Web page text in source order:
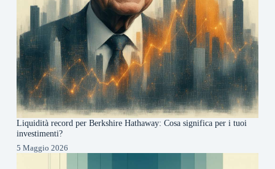
Liquidità record per Berkshire Hathaway: Cosa significa per i tuoi
investimenti?
5 Maggio 2026